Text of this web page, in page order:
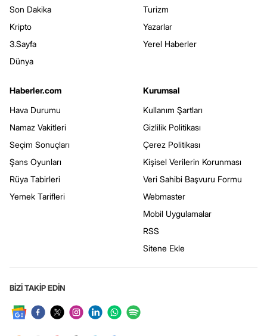
Son Dakika
Kripto
3.Sayfa
Dünya
Turizm
Yazarlar
Yerel Haberler
Haberler.com
Hava Durumu
Namaz Vakitleri
Seçim Sonuçları
Şans Oyunları
Rüya Tabirleri
Yemek Tarifleri
Kurumsal
Kullanım Şartları
Gizlilik Politikası
Çerez Politikası
Kişisel Verilerin Korunması
Veri Sahibi Başvuru Formu
Webmaster
Mobil Uygulamalar
RSS
Sitene Ekle
BİZİ TAKİP EDİN